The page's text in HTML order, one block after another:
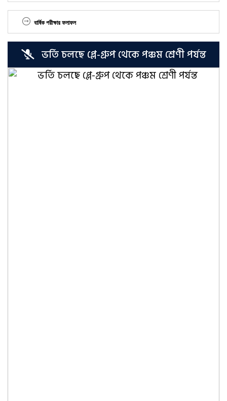
বার্ষিক পরীক্ষার ফলাফল
ভর্তি চলছে প্লে-গ্রুপ থেকে পঞ্চম শ্রেণী পর্যন্ত